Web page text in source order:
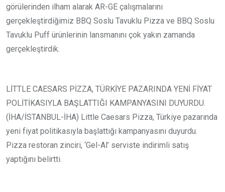
görülerinden ilham alarak AR-GE çalışmalarını
gerçekleştirdiğimiz BBQ Soslu Tavuklu Pizza ve BBQ Soslu
Tavuklu Puff ürünlerinin lansmanını çok yakın zamanda
gerçekleştirdik.
LİTTLE CAESARS PİZZA, TÜRKİYE PAZARINDA YENİ FİYAT
POLİTİKASIYLA BAŞLATTIĞI KAMPANYASINI DUYURDU.
(İHA/İSTANBUL-İHA) Little Caesars Pizza, Türkiye pazarında
yeni fiyat politikasıyla başlattığı kampanyasını duyurdu.
Pizza restoran zinciri, ‘Gel-Al’ serviste indirimli satış
yaptığını belirtti.